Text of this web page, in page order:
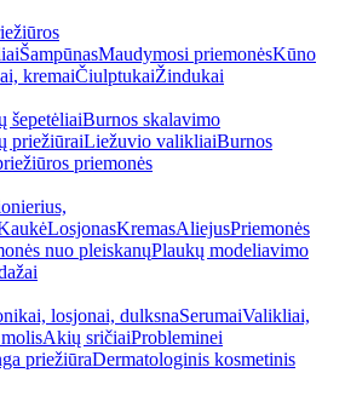
ŠampūnasMaudymosi priemonėsKūno
kremaiČiulptukaiŽindukai
šepetėliaiBurnos skalavimo
priežiūraiLiežuvio valikliaiBurnos
priemonės
LosjonasKremasAliejusPriemonės
nuo pleiskanųPlaukų modeliavimo
losjonai, dulksnaSerumaiValikliai,
Akių sričiaiProbleminei
priežiūraDermatologinis kosmetinis